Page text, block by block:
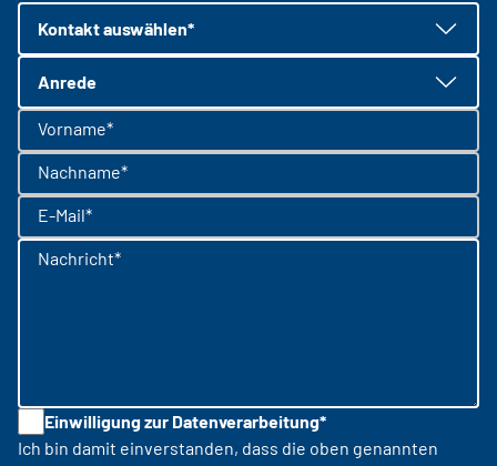
Kontakt auswählen*
Anrede
Vorname*
Nachname*
E-Mail*
Nachricht*
Einwilligung zur Datenverarbeitung*
Ich bin damit einverstanden, dass die oben genannten